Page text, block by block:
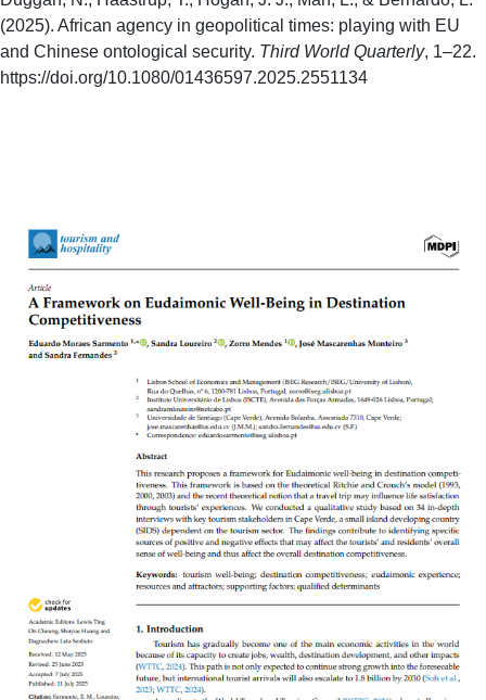
(2025). African agency in geopolitical times: playing with EU
and Chinese ontological security. Third World Quarterly, 1–22.
https://doi.org/10.1080/01436597.2025.2551134